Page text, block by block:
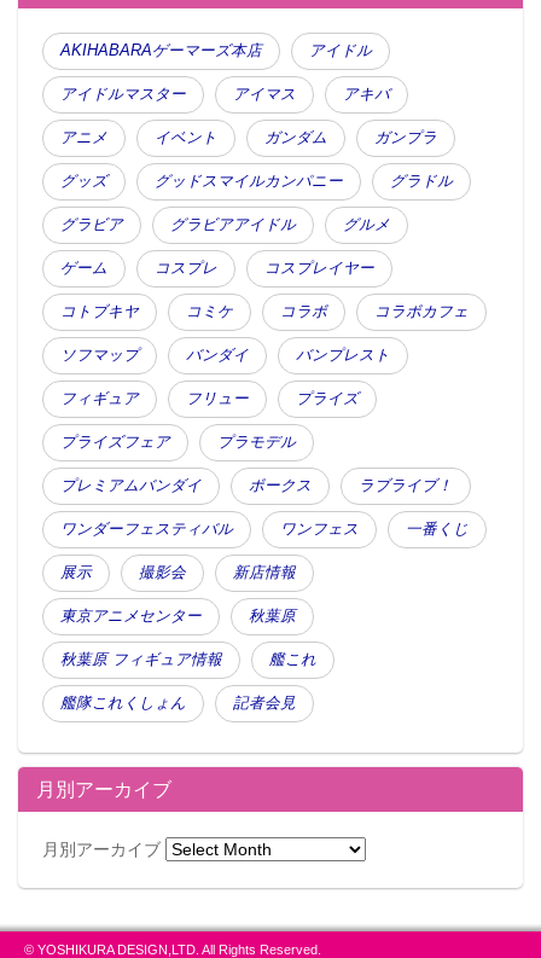
AKIHABARAゲーマーズ本店 アイドル
アイドルマスター アイマス アキバ
アニメ イベント ガンダム ガンプラ
グッズ グッドスマイルカンパニー グラドル
グラビア グラビアアイドル グルメ
ゲーム コスプレ コスプレイヤー
コトブキヤ コミケ コラボ コラボカフェ
ソフマップ バンダイ バンプレスト
フィギュア フリュー プライズ
プライズフェア プラモデル
プレミアムバンダイ ボークス ラブライブ！
ワンダーフェスティバル ワンフェス 一番くじ
展示 撮影会 新店情報
東京アニメセンター 秋葉原
秋葉原 フィギュア情報 艦これ
艦隊これくしょん 記者会見
月別アーカイブ
月別アーカイブ
© YOSHIKURA DESIGN,LTD. All Rights Reserved.